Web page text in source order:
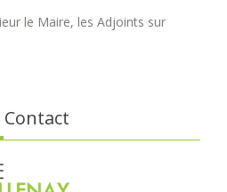
le Maire, les Adjoints sur
Contact